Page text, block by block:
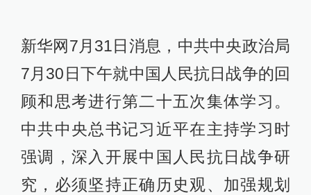
新华网7月31日消息，中共中央政治局
7月30日下午就中国人民抗日战争的回
顾和思考进行第二十五次集体学习。
中共中央总书记习近平在主持学习时
强调，深入开展中国人民抗日战争研
究，必须坚持正确历史观、加强规划